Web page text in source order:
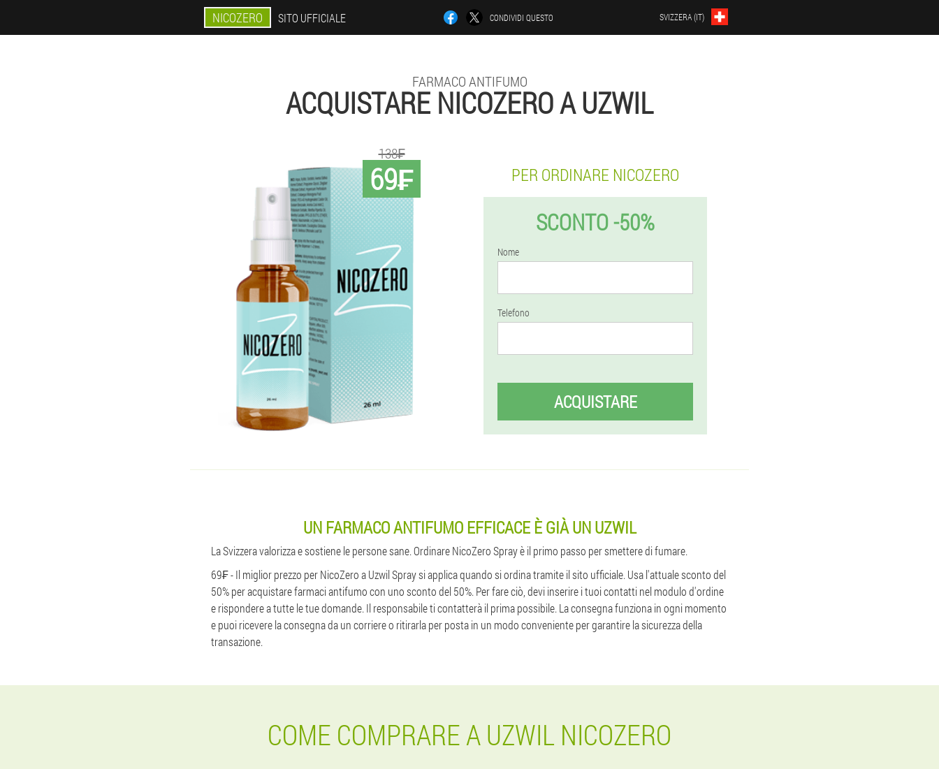
NICOZERO SITO UFFICIALE CONDIVIDI QUESTO SVIZZERA (IT)
FARMACO ANTIFUMO
ACQUISTARE NICOZERO A UZWIL
69₣
138₣
PER ORDINARE NICOZERO
SCONTO -50%
Nome
Telefono
ACQUISTARE
UN FARMACO ANTIFUMO EFFICACE È GIÀ UN UZWIL
La Svizzera valorizza e sostiene le persone sane. Ordinare NicoZero Spray è il primo passo per smettere di fumare.
69₣ - Il miglior prezzo per NicoZero a Uzwil Spray si applica quando si ordina tramite il sito ufficiale. Usa l'attuale sconto del
50% per acquistare farmaci antifumo con uno sconto del 50%. Per fare ciò, devi inserire i tuoi contatti nel modulo d'ordine
e rispondere a tutte le tue domande. Il responsabile ti contatterà il prima possibile. La consegna funziona in ogni momento
e puoi ricevere la consegna da un corriere o ritirarla per posta in un modo conveniente per garantire la sicurezza della
transazione.
COME COMPRARE A UZWIL NICOZERO